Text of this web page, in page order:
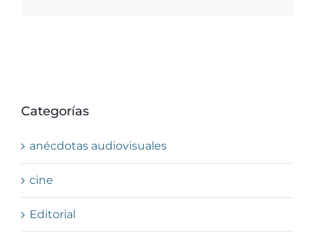
Categorías
anécdotas audiovisuales
cine
Editorial